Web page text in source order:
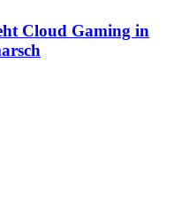
Cloud Gaming in